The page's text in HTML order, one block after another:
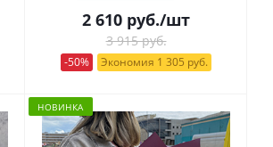
2 610 руб./шт
3 915 руб.
-50% Экономия 1 305 руб.
НОВИНКА